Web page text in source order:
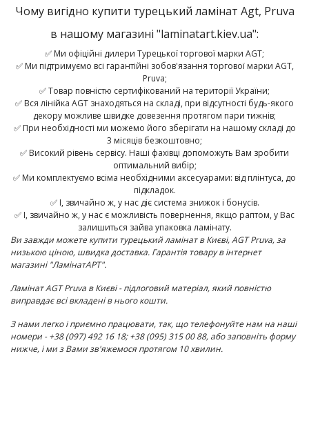
Чому вигідно купити турецький ламінат Agt, Pruva
в нашому магазині "laminatart.kiev.ua":
✅ Ми офіційні дилери Турецької торгової марки AGT;
✅ Ми підтримуємо всі гарантійні зобов'язання торгової марки AGT,
Pruva;
✅ Товар повністю сертифікований на території України;
✅ Вся лінійка AGT знаходяться на складі, при відсутності будь-якого
декору можливе швидке довезення протягом пари тижнів;
✅ При необхідності ми можемо його зберігати на нашому складі до
3 місяців безкоштовно;
✅ Високий рівень сервісу. Наші фахівці допоможуть Вам зробити
оптимальний вибір;
✅ Ми комплектуємо всіма необхідними аксесуарами: від плінтуса, до
підкладок.
✅ І, звичайно ж, у нас діє система знижок і бонусів.
✅ І, звичайно ж, у нас є можливість повернення, якщо раптом, у Вас
залишиться зайва упаковка ламінату.
Ви завжди можете купити турецький ламінат в Києві,AGT Pruva,за
низькою ціною, швидка доставка. Гарантія товару в інтернет
магазині "ЛамінатАРТ".
ЛамінатAGT Pruva в Києві - підлоговий матеріал, який повністю
виправдає всі вкладені в нього кошти.
З нами легко і приємно працювати, так, що телефонуйте нам на наші
номери - +38 (097) 492 16 18; +38 (095) 315 00 88, або заповніть форму
нижче, і ми з Вами зв'яжемося протягом 10 хвилин.